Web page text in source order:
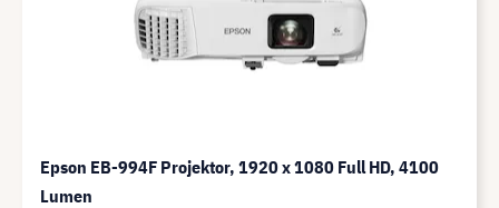
Epson EB-994F Projektor, 1920 x 1080 Full HD, 4100
Lumen